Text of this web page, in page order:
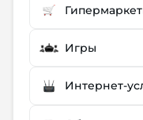
Игры
Интернет-